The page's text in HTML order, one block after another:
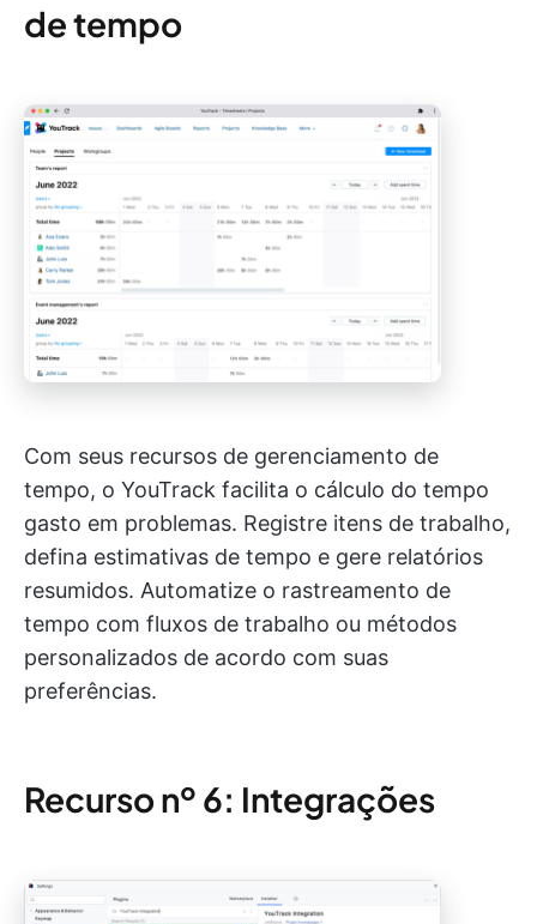
de tempo
Com seus recursos de gerenciamento de
tempo, o YouTrack facilita o cálculo do tempo
gasto em problemas. Registre itens de trabalho,
defina estimativas de tempo e gere relatórios
resumidos. Automatize o rastreamento de
tempo com fluxos de trabalho ou métodos
personalizados de acordo com suas
preferências.
Recurso nº 6: Integrações